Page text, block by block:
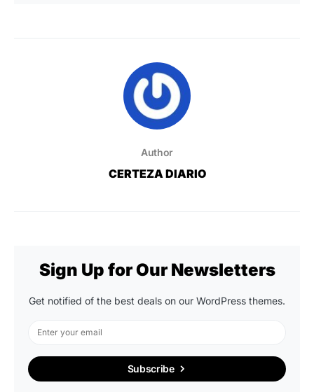
Author
CERTEZA DIARIO
Sign Up for Our Newsletters
Get notified of the best deals on our WordPress themes.
Subscribe